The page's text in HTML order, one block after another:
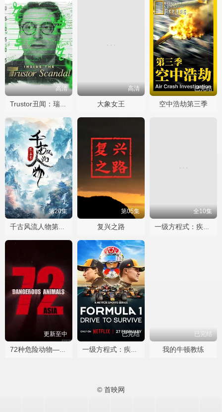
高清
Trustor丑闻：瑞典金融案内幕
高清
大象女王
已完结
空中浩劫第三季
第20集
千古风流人物第五季
第05集
复兴之路
全10集
一级方程式：疾速争胜第七季
更新至中
72种危险动物——亚洲篇第一季
已完结
一级方程式：疾速争胜第八季
已完结
我的牛顿教练
© 首映网